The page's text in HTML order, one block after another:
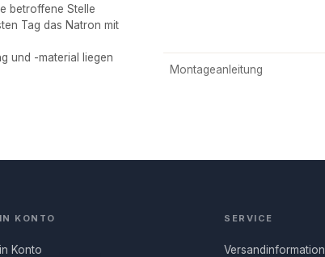
betroffene Stelle
Tag das Natron mit
und -material liegen
Montageanleitung
KONTO
Konto
SERVICE